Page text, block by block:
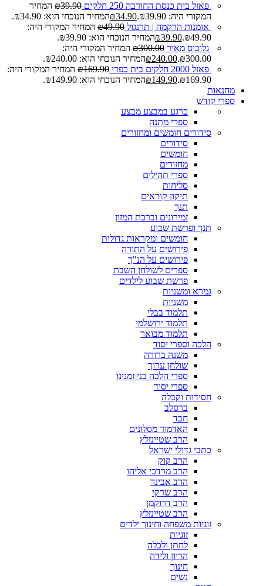
פאזל בית כנסת החורבה 250 חלקים ₪39.90
המחיר
המקורי היה: ₪39.90.
₪34.90
המחיר הנוכחי הוא: ₪34.90.
אומנות הרקמה | תרנגול
₪49.90
המחיר המקורי היה:
₪49.90.
₪39.90
המחיר הנוכחי הוא: ₪39.90.
גלובוס מאיר
₪300.00
המחיר המקורי היה:
₪300.00.
₪240.00
המחיר הנוכחי הוא: ₪240.00.
פאזל 2000 חלקים בית כפרי
₪169.90
המחיר המקורי היה:
₪169.90.
₪149.90
המחיר הנוכחי הוא: ₪149.90.
מחנאות
ספרי קודש
כרגע במבצע מבצע
ספרי מתנה
סידורים חומשים ומחזורים
סידורים
חומשים
מחזורים
ספרי תהילים
סליחות
תיקון קוראים
תנך
זמירונים וברכת המזון
תנך ופרשת שבוע
חומשים ומקראות גדולות
פירושים על התורה
פירושים על הנ"ך
ספרים לשולחן השבת
פרשת שבוע לילדים
גמרא ומשניות
משניות
תלמוד בבלי
תלמוד ירושלמי
תלמוד מבואר
הלכה וספרי יסוד
משנה ברורה
שולחן ערוך
ספרי הלכה בני זמנינו
ספרי יסוד
חסידות וקבלה
ברסלב
חבד
האדמור מסלונים
הרב שטיינזלץ
כתבי גדולי ישראל
הרב קוק
הרב מרדכי אליהו
הרב אבינר
הרב שרקי
הרב דרוקמן
הרב שטיינזלץ
זוגיות משפחה וחינוך ילדים
זוגיות
לחתן ולכלה
הריון ולידה
חינוך
נשים